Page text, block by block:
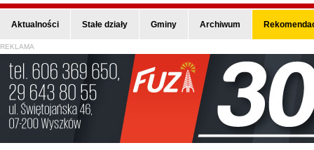
Aktualności Stałe działy Gminy Archiwum
REKLAMA